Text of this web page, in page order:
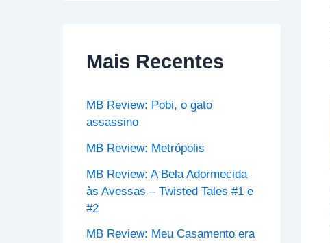
a
o
:
Mais Recentes
MB Review: Pobi, o gato
assassino
MB Review: Metrópolis
MB Review: A Bela Adormecida
às Avessas – Twisted Tales #1 e
#2
MB Review: Meu Casamento era